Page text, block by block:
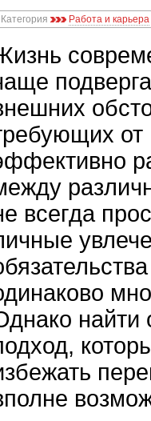
Категория Работа и карьера
от
всегда
найти